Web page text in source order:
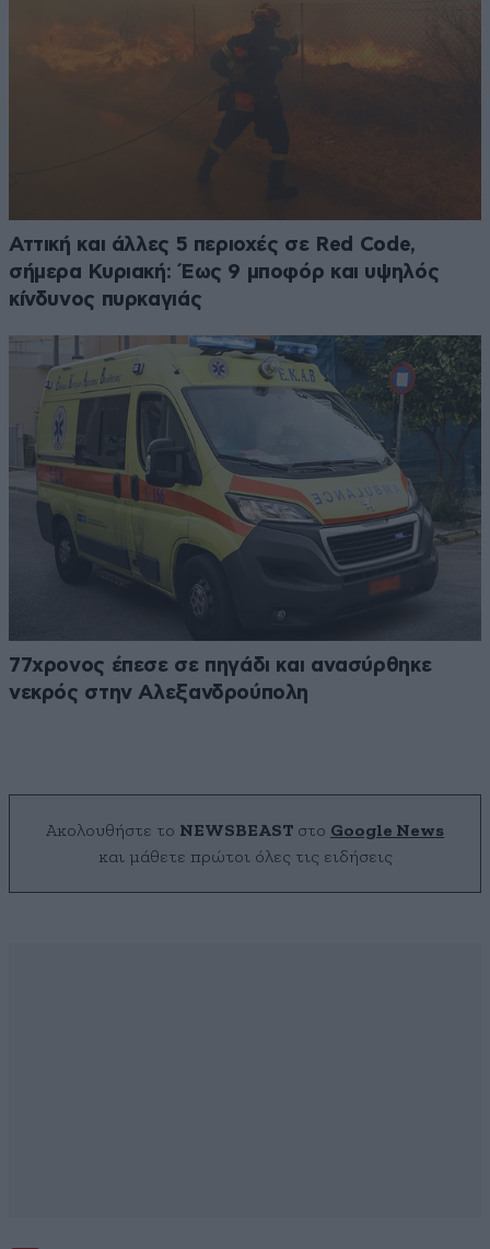
Αττική και άλλες 5 περιοχές σε Red Code,
σήμερα Κυριακή: Έως 9 μποφόρ και υψηλός
κίνδυνος πυρκαγιάς
77χρονος έπεσε σε πηγάδι και ανασύρθηκε
νεκρός στην Αλεξανδρούπολη
Ακολουθήστε το NEWSBEAST στο Google News
και μάθετε πρώτοι όλες τις ειδήσεις